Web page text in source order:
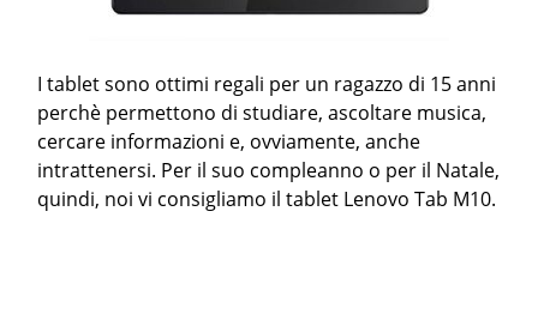
I tablet sono ottimi regali per un ragazzo di 15 anni
perchè permettono di studiare, ascoltare musica,
cercare informazioni e, ovviamente, anche
intrattenersi. Per il suo compleanno o per il Natale,
quindi, noi vi consigliamo il tablet Lenovo Tab M10.